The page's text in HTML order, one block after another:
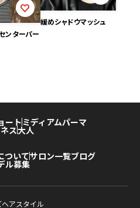
ンターパー
緩めシャドウマッシュ
ート ミディアムパーマ
ス大人
ついてサロン一覧ブログ
ル募集
アスタイル